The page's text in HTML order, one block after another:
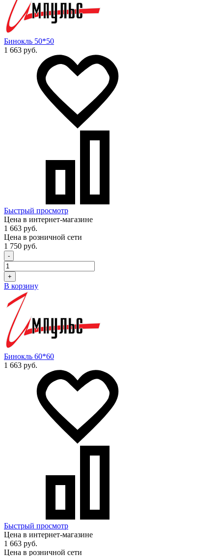
Бинокль 50*50
1 663 руб.
Быстрый просмотр
Цена в интернет-магазине
1 663 руб.
Цена в розничной сети
1 750 руб.
-
+
В корзину
Бинокль 60*60
1 663 руб.
Быстрый просмотр
Цена в интернет-магазине
1 663 руб.
Цена в розничной сети